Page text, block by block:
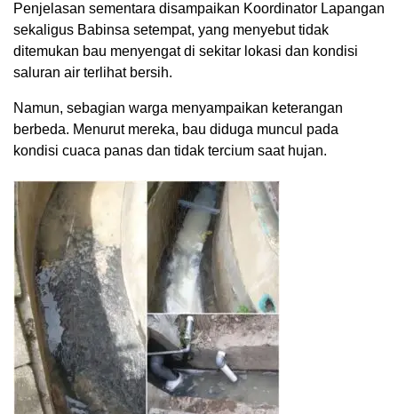
Penjelasan sementara disampaikan Koordinator Lapangan
sekaligus Babinsa setempat, yang menyebut tidak
ditemukan bau menyengat di sekitar lokasi dan kondisi
saluran air terlihat bersih.
Namun, sebagian warga menyampaikan keterangan
berbeda. Menurut mereka, bau diduga muncul pada
kondisi cuaca panas dan tidak tercium saat hujan.